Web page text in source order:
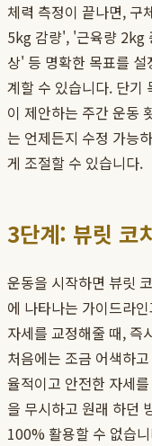
체력 측정이 끝나면, 구
5kg 감량', '근육량 2kg
상' 등 명확한 목표를
계할 수 있습니다. 단기
이 제안하는 주간 운동
는 언제든지 수정 가능
게 조절할 수 있습니다.
3단계: 뷰릿 코
운동을 시작하면 뷰릿
에 나타나는 가이드라
자세를 교정해줄 때, 즉
처음에는 조금 어색하
율적이고 안전한 자세
을 무시하고 원래 하던
100% 활용할 수 없습